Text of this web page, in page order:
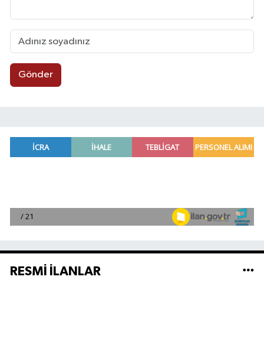
Gönder
RESMİ İLANLAR